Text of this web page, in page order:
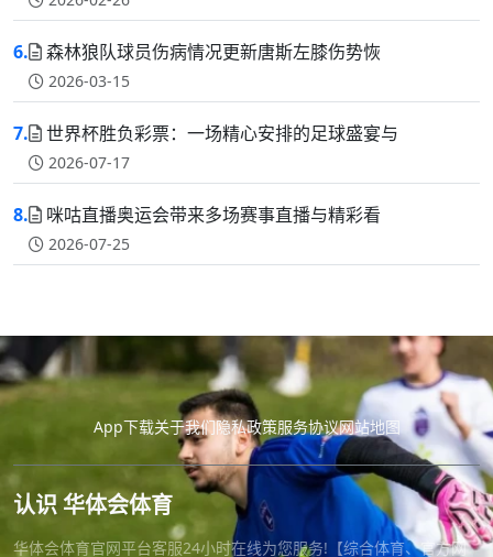
6. 森林狼队球员伤病情况更新唐斯左膝伤势恢
2026-03-15
7. 世界杯胜负彩票：一场精心安排的足球盛宴与
2026-07-17
8. 咪咕直播奥运会带来多场赛事直播与精彩看
2026-07-25
App下载关于我们隐私政策服务协议网站地图
认识 华体会体育
华体会体育官网平台客服24小时在线为您服务!【综合体育、官方网